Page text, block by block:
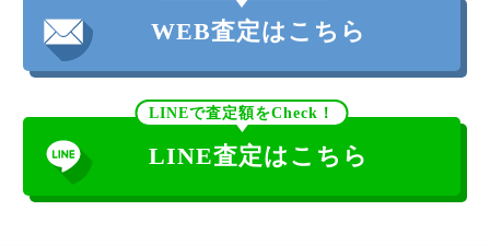
WEB査定はこちら
LINEで査定額をCheck！
LINE査定はこちら